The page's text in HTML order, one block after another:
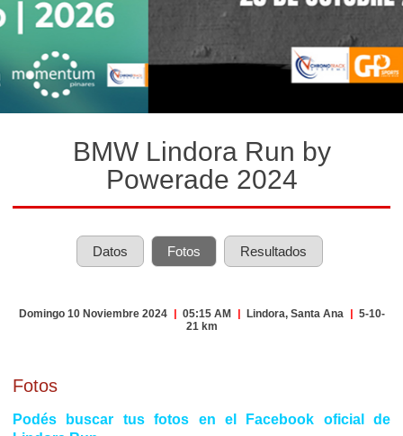
BMW Lindora Run by
Powerade 2024
Datos Fotos Resultados
Domingo 10 Noviembre 2024 | 05:15 AM | Lindora, Santa Ana | 5-10-
21 km
Fotos
Podés buscar tus fotos en el Facebook oficial de